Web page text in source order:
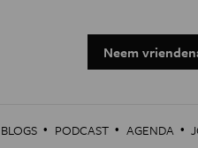
Neem
BLOGS · PODCAST · AGENDA ·